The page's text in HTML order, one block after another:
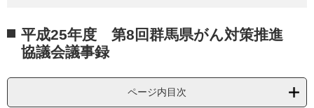
文 平成25年度 第8回群馬県がん対策推進
協議会議事録
ページ内目次